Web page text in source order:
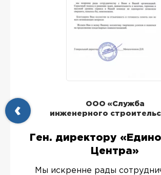
ООО «Служба
инженерного
Ген. директору
Центра»
Мы искренне рады